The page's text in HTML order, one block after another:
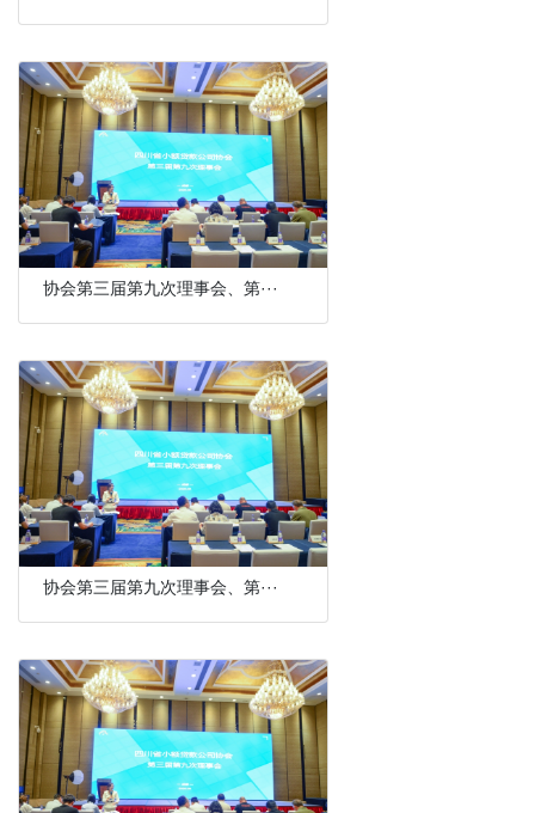
协会第三届第九次理事会、第···
协会第三届第九次理事会、第···